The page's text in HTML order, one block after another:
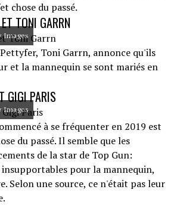
chose du passé.
TONI GARRN
Images
Toni Garrn, annonce qu'ils
et la mannequin se sont mariés en
GIGI PARIS
Images
à se fréquenter en 2019 est
du passé. Il semble que les
de la star de Top Gun:
pour la mannequin,
Selon une source, ce n'était pas leur